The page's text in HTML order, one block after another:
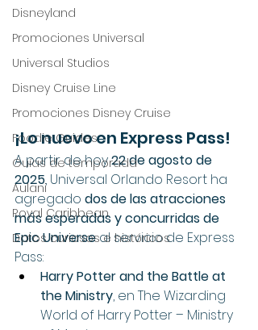
Disneyland
Promociones Universal
Universal Studios
Disney Cruise Line
Promociones Disney Cruise
Foodie Guides
Guías de temporada
Aulani
Royal Caribbean
Datos curiosos e históricos
¡Lo nuevo en Express Pass!
A partir de hoy 22 de agosto de
2025, Universal Orlando Resort ha
agregado dos de las atracciones
más esperadas y concurridas de
Epic Universe al servicio de Express
Pass:
Harry Potter and the Battle at
the Ministry, en The Wizarding
World of Harry Potter – Ministry